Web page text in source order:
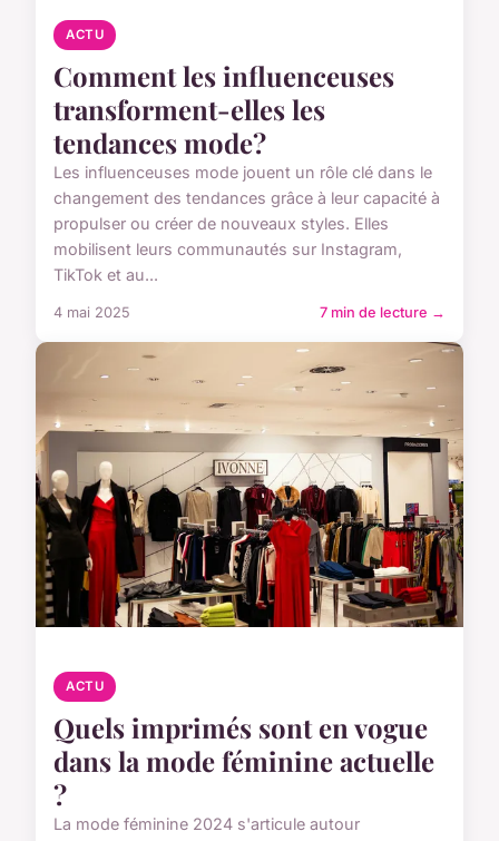
ACTU
Comment les influenceuses
transforment-elles les
tendances mode?
Les influenceuses mode jouent un rôle clé dans le
changement des tendances grâce à leur capacité à
propulser ou créer de nouveaux styles. Elles
mobilisent leurs communautés sur Instagram,
TikTok et au...
4 mai 2025 7 min de lecture →
ACTU
Quels imprimés sont en vogue
dans la mode féminine actuelle
?
La mode féminine 2024 s'articule autour